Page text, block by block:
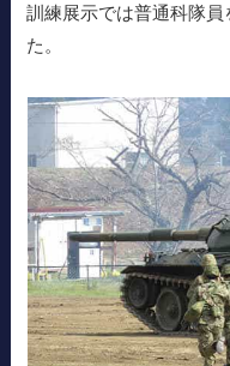
訓練展示では普通科隊
た。